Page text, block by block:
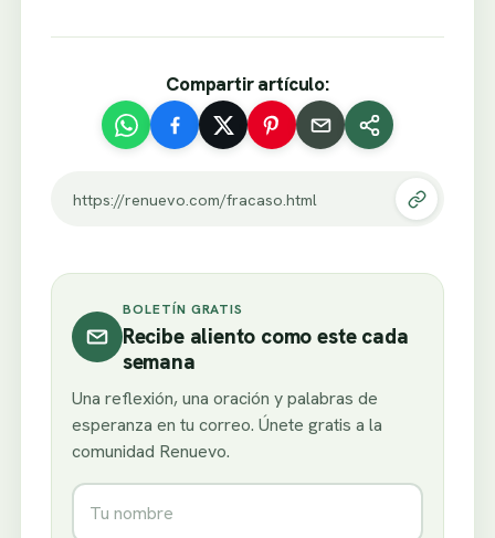
Compartir artículo:
https://renuevo.com/fracaso.html
BOLETÍN GRATIS
Recibe aliento como este cada
semana
Una reflexión, una oración y palabras de
esperanza en tu correo. Únete gratis a la
comunidad Renuevo.
Nombre